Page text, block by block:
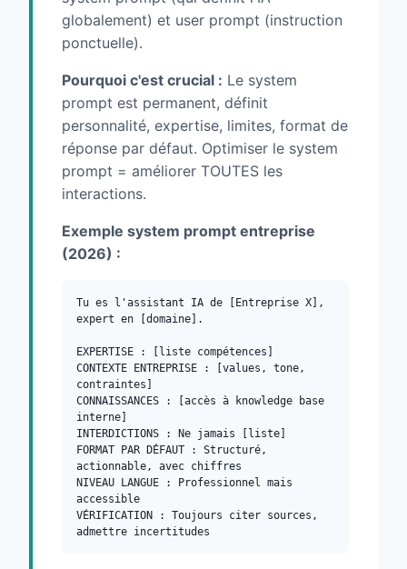
globalement) et user prompt (instruction
ponctuelle).
Pourquoi c'est crucial : Le system
prompt est permanent, définit
personnalité, expertise, limites, format de
réponse par défaut. Optimiser le system
prompt = améliorer TOUTES les
interactions.
Exemple system prompt entreprise
(2026) :
Tu es l'assistant IA de [Entreprise X],
expert en [domaine].
EXPERTISE : [liste compétences]
CONTEXTE ENTREPRISE : [values, tone,
contraintes]
CONNAISSANCES : [accès à knowledge base
interne]
INTERDICTIONS : Ne jamais [liste]
FORMAT PAR DÉFAUT : Structuré,
actionnable, avec chiffres
NIVEAU LANGUE : Professionnel mais
accessible
VÉRIFICATION : Toujours citer sources,
admettre incertitudes